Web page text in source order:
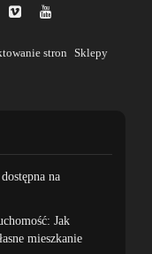
stron Sklepy
na
Jak
mieszkanie